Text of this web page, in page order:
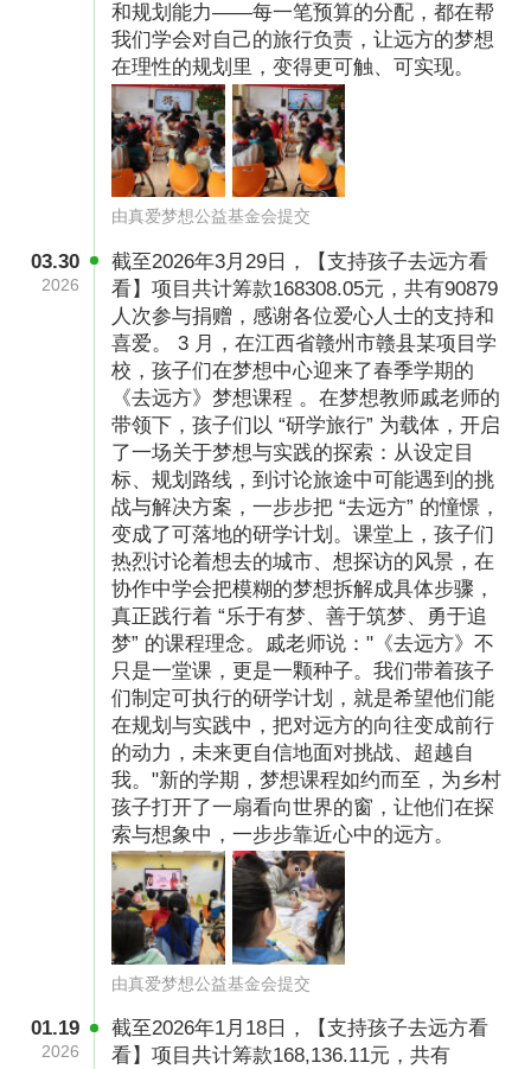
（甘肃省白银市靖远县北湾中学七年级的孩子在
成都街头讨论如何导航）
2024年“去远方”项目在孩子和老师们的期盼中开
启，截至5月报名结束。
1、3月-5月：活动招募，线上课程学习，研学计
2、6月：研学方案核实，通过名单公布，最终研
学队伍公布；
3、7月：学生出行前准备；
4、8月：学生团队出行
5、9月-10月：项目总结
「项目预算」
和规划能力——每一笔预算的分配，都在帮
我们学会对自己的旅行负责，让远方的梦想
在理性的规划里，变得更可触、可实现。
由真爱梦想公益基金会提交
03.30
2026
截至2026年3月29日，【支持孩子去远方看
看】项目共计筹款168308.05元，共有90879
人次参与捐赠，感谢各位爱心人士的支持和
喜爱。 3 月，在江西省赣州市赣县某项目学
校，孩子们在梦想中心迎来了春季学期的
《去远方》梦想课程 。在梦想教师戚老师的
带领下，孩子们以 “研学旅行” 为载体，开启
了一场关于梦想与实践的探索：从设定目
标、规划路线，到讨论旅途中可能遇到的挑
战与解决方案，一步步把 “去远方” 的憧憬，
变成了可落地的研学计划。课堂上，孩子们
热烈讨论着想去的城市、想探访的风景，在
协作中学会把模糊的梦想拆解成具体步骤，
真正践行着 “乐于有梦、善于筑梦、勇于追
梦” 的课程理念。戚老师说："《去远方》不
只是一堂课，更是一颗种子。我们带着孩子
们制定可执行的研学计划，就是希望他们能
在规划与实践中，把对远方的向往变成前行
的动力，未来更自信地面对挑战、超越自
我。"新的学期，梦想课程如约而至，为乡村
孩子打开了一扇看向世界的窗，让他们在探
索与想象中，一步步靠近心中的远方。
由真爱梦想公益基金会提交
01.19
2026
截至2026年1月18日，【支持孩子去远方看
看】项目共计筹款168,136.11元，共有